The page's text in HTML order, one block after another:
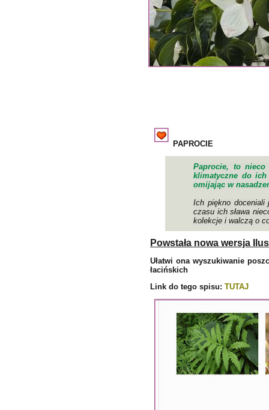
PAPROCIE
Paprocie, to
klimatyczne do
omijając w
Ich piękno doceniali
czasu ich sława
kolekcje i walczą o
Powstała nowa wersja
Ułatwi ona wyszukiwanie
łacińskich
Link do tego spisu: TUTAJ